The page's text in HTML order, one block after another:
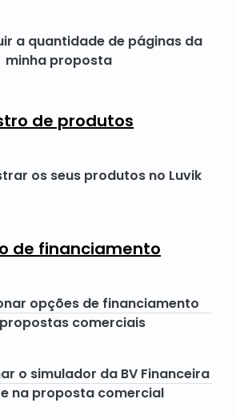
a quantidade de páginas da
minha proposta
de produtos
os seus produtos no Luvik
de financiamento
opções de financiamento
comerciais
o simulador da BV Financeira
na proposta comercial